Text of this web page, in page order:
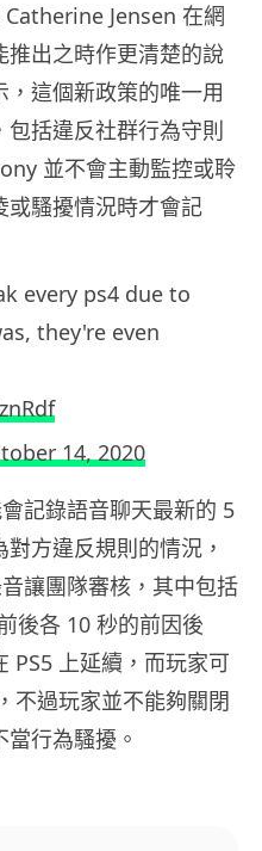
Jensen 在網
出之時作更清楚的說
這個新政策的唯一用
括違反社群行為守則
並不會主動監控或聆
或騷擾情況時才會記
every ps4 due to
they're even
14, 2020
記錄語音聊天最新的 5
方違反規則的情況，
讓團隊審核，其中包括
後各 10 秒的前因後
PS5 上延續，而玩家可
不過玩家並不能夠關閉
行為騷擾。